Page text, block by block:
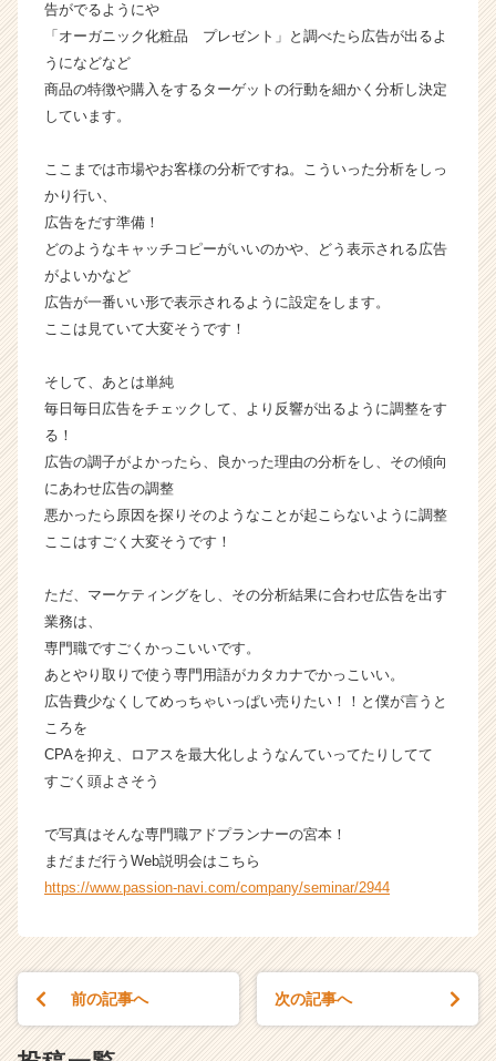
e
a
e
告がでるようにや
「オーガニック化粧品 プレゼント」と調べたら広告が出るよ
うになどなど
商品の特徴や購入をするターゲットの行動を細かく分析し決定
しています。
ここまでは市場やお客様の分析ですね。こういった分析をしっ
かり行い、
広告をだす準備！
どのようなキャッチコピーがいいのかや、どう表示される広告
がよいかなど
広告が一番いい形で表示されるように設定をします。
ここは見ていて大変そうです！
そして、あとは単純
毎日毎日広告をチェックして、より反響が出るように調整をす
る！
広告の調子がよかったら、良かった理由の分析をし、その傾向
にあわせ広告の調整
悪かったら原因を探りそのようなことが起こらないように調整
ここはすごく大変そうです！
ただ、マーケティングをし、その分析結果に合わせ広告を出す
業務は、
専門職ですごくかっこいいです。
あとやり取りで使う専門用語がカタカナでかっこいい。
広告費少なくしてめっちゃいっぱい売りたい！！と僕が言うと
ころを
CPAを抑え、ロアスを最大化しようなんていってたりしてて
すごく頭よさそう
で写真はそんな専門職アドプランナーの宮本！
まだまだ行うWeb説明会はこちら
https://www.passion-navi.com/company/seminar/2944
前の記事へ 次の記事へ